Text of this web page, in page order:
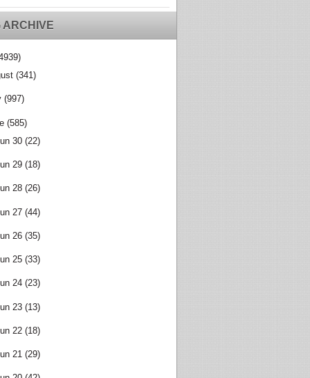
ARCHIVE
(341)
(997)
(585)
30 (22)
29 (18)
28 (26)
27 (44)
26 (35)
25 (33)
24 (23)
23 (13)
22 (18)
21 (29)